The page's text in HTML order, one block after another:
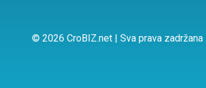
© 2026 CroBIZ.net | Sva prava zadržana